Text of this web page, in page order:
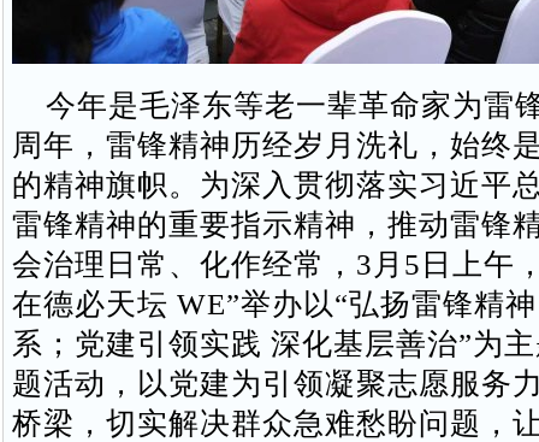
今年是毛泽东等老一辈革命家为雷
周年，雷锋精神历经岁月洗礼，始终
的精神旗帜。为深入贯彻落实习近平
雷锋精神的重要指示精神，推动雷锋
会治理日常、化作经常，3月5日上午
在德必天坛 WE”举办以“弘扬雷锋精
系；党建引领实践 深化基层善治”为
题活动，以党建为引领凝聚志愿服务
桥梁，切实解决群众急难愁盼问题，